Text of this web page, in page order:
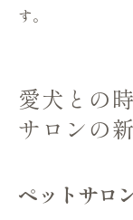
す。
愛犬との
サロンの
ペットサロ